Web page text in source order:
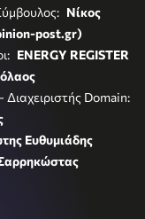
Νίκος
post.gr)
ENERGY REGISTER
- Διαχειριστής Domain:
Ευθυμιάδης